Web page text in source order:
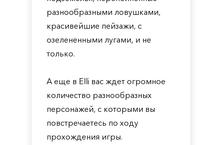
разнообразными ловушками,
красивейшие пейзажи, с
озелененными лугами, и не
только.
А еще в Elli вас ждет огромное
количество разнообразных
персонажей, с которыми вы
повстречаетесь по ходу
прохождения игры.